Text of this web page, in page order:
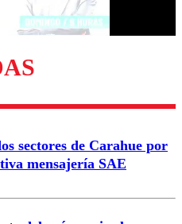
sectores de Carahue por
mensajería SAE